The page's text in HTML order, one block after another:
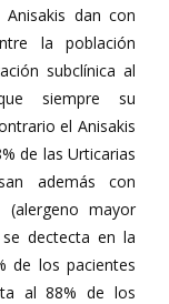
dan con
la población
subclínica al
siempre su
el Anisakis
de las Urticarias
además con
(alergeno mayor
dectecta en la
de los pacientes
al 88% de los